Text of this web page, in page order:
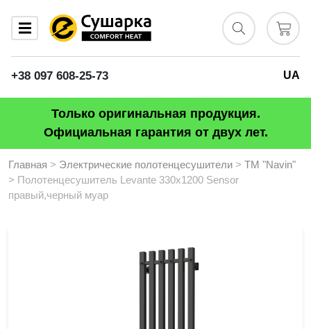
+38 097 608-25-73 UA
Только оригинальная продукция.
Официальная гарантия от двух лет.
Главная > Электрические полотенцесушители > ТМ "Navin"
> Полотенцесушитель Levante 330х1200 Sensor
правый,черный муар